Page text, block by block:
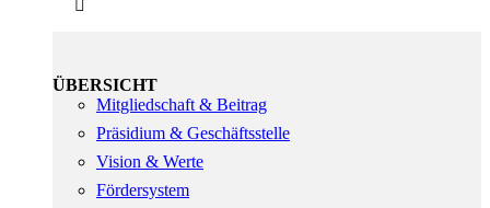
ÜBERSICHT
Mitgliedschaft & Beitrag
Präsidium & Geschäftsstelle
Vision & Werte
Fördersystem